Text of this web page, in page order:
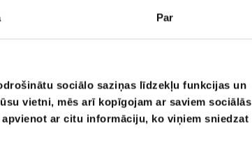
Par
sociālo saziņas līdzekļu funkcijas un
vietni, mēs arī kopīgojam ar saviem sociālās
ar citu informāciju, ko viņiem sniedzat
Lapa 1 no 1